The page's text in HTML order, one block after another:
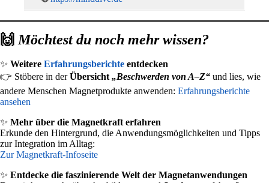
🙌 Möchtest du noch mehr wissen?
✨ Weitere Erfahrungsberichte entdecken
👉 Stöbere in derÜbersicht „Beschwerden von A–Z“ und lies, wie
andere Menschen Magnetprodukte anwenden: Erfahrungsberichte
ansehen
✨ Mehr über die Magnetkraft erfahren
Erkunde den Hintergrund, die Anwendungsmöglichkeiten und Tipps
zur Integration im Alltag:
Zur Magnetkraft-Infoseite
✨ Entdecke die faszinierende Welt der Magnetanwendungen